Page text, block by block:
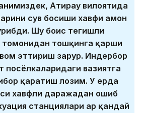
Атирау вилоятида
сув босиши хавфи ҳамон
Шу боис тегишли
томонидан тошқинга қарши
эттириш зарур. Индербор
посёлкаларидаги вазиятга
қаратиш лозим. У ерда
хавфли даражадан ошиб
станциялари ҳар қандай